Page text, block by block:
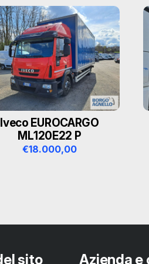
Iveco EUROCARGO
ML120E22 P
€18.000,00
sito Azienda